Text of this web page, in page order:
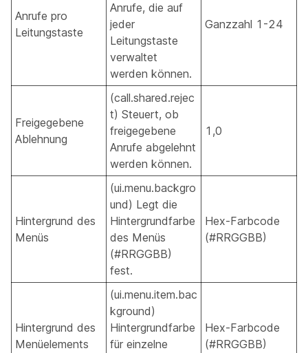
Anrufe pro
Leitungstaste
Anrufe, die auf
jeder
Leitungstaste
verwaltet
werden können.
Ganzzahl 1-24
Freigegebene
Ablehnung
(call.shared.rejec
t) Steuert, ob
freigegebene
Anrufe abgelehnt
werden können.
1,0
Hintergrund des
Menüs
(ui.menu.backgro
und) Legt die
Hintergrundfarbe
des Menüs
(#RRGGBB)
fest.
Hex-Farbcode
(#RRGGBB)
Hintergrund des
Menüelements
(ui.menu.item.bac
kground)
Hintergrundfarbe
für einzelne
Hex-Farbcode
(#RRGGBB)